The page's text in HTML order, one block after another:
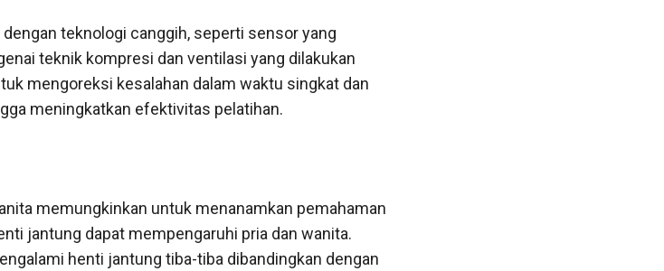
teknologi canggih, seperti sensor yang
teknik kompresi dan ventilasi yang dilakukan
mengoreksi kesalahan dalam waktu singkat dan
meningkatkan efektivitas pelatihan.
memungkinkan untuk menanamkan pemahaman
jantung dapat mempengaruhi pria dan wanita.
henti jantung tiba-tiba dibandingkan dengan